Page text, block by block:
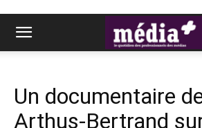
Un documentaire
Arthus-Bertrand